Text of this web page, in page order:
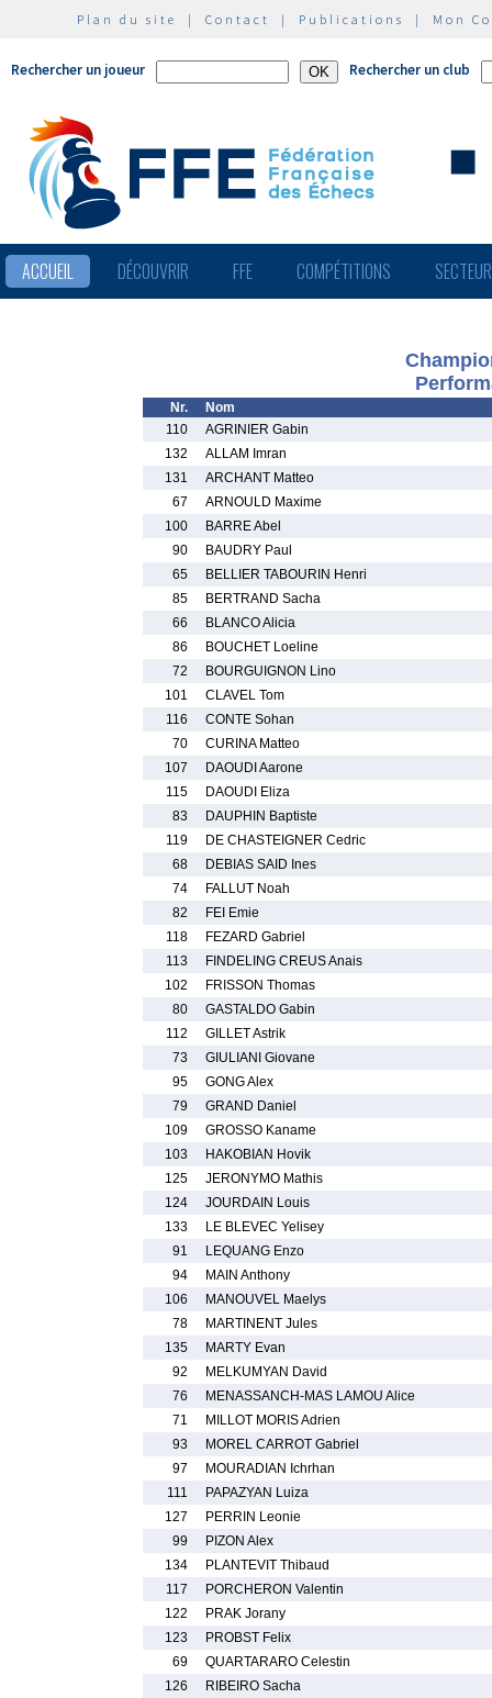
Plan du site | Contact | Publications | Mon
Rechercher un joueur Rechercher un club
ACCUEIL DÉCOUVRIR FFE COMPÉTITIONS
Nr.
Nom
110
AGRINIER Gabin
132
ALLAM Imran
131
ARCHANT Matteo
67
ARNOULD Maxime
100
BARRE Abel
90
BAUDRY Paul
65
BELLIER TABOURIN Henri
85
BERTRAND Sacha
66
BLANCO Alicia
86
BOUCHET Loeline
72
BOURGUIGNON Lino
101
CLAVEL Tom
116
CONTE Sohan
70
CURINA Matteo
107
DAOUDI Aarone
115
DAOUDI Eliza
83
DAUPHIN Baptiste
119
DE CHASTEIGNER Cedric
68
DEBIAS SAID Ines
74
FALLUT Noah
82
FEI Emie
118
FEZARD Gabriel
113
FINDELING CREUS Anais
102
FRISSON Thomas
80
GASTALDO Gabin
112
GILLET Astrik
73
GIULIANI Giovane
95
GONG Alex
79
GRAND Daniel
109
GROSSO Kaname
103
HAKOBIAN Hovik
125
JERONYMO Mathis
124
JOURDAIN Louis
133
LE BLEVEC Yelisey
91
LEQUANG Enzo
94
MAIN Anthony
106
MANOUVEL Maelys
78
MARTINENT Jules
135
MARTY Evan
92
MELKUMYAN David
76
MENASSANCH-MAS LAMOU Alice
71
MILLOT MORIS Adrien
93
MOREL CARROT Gabriel
97
MOURADIAN Ichrhan
111
PAPAZYAN Luiza
127
PERRIN Leonie
99
PIZON Alex
134
PLANTEVIT Thibaud
117
PORCHERON Valentin
122
PRAK Jorany
123
PROBST Felix
69
QUARTARARO Celestin
126
RIBEIRO Sacha